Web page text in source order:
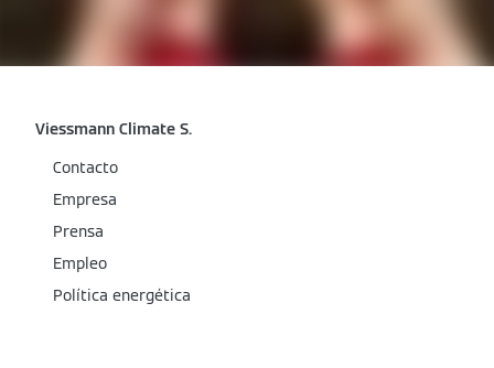
Viessmann Climate S.
Contacto
Empresa
Prensa
Empleo
Política energética